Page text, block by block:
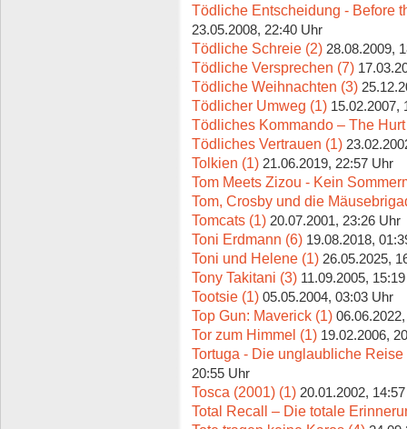
Tödliche Entscheidung - Before
23.05.2008, 22:40 Uhr
Tödliche Schreie (2) 28.08.2009,
Tödliche Versprechen (7)
Tödliche Weihnachten (3)
Tödlicher Umweg (1) 15.02.2007,
Tödliches Kommando – The
Tödliches Vertrauen (1)
Tolkien (1) 21.06.2019, 22:57 Uhr
Tom Meets Zizou - Kein
Tom, Crosby und die
Tomcats (1) 20.07.2001, 23:26 Uhr
Toni Erdmann (6) 19.08.2018,
Toni und Helene (1) 26.05.2025,
Tony Takitani (3) 11.09.2005,
Tootsie (1) 05.05.2004, 03:03 Uhr
Top Gun: Maverick (1)
Tor zum Himmel (1) 19.02.2006,
Tortuga - Die unglaubliche
20:55 Uhr
Tosca (2001) (1) 20.01.2002,
Total Recall – Die totale